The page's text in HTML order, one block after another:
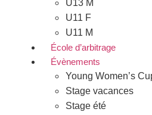
U13 M
U11 F
U11 M
École d’arbitrage
Évènements
Young Women’s
Stage vacances
Stage été